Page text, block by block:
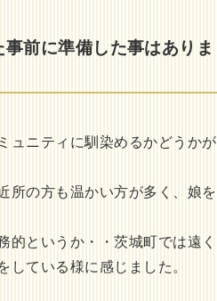
前に準備した事はありま
ュニティに馴染めるかどうかが
所の方も温かい方が多く、娘を
的というか・・茨城町では遠く
ている様に感じました。